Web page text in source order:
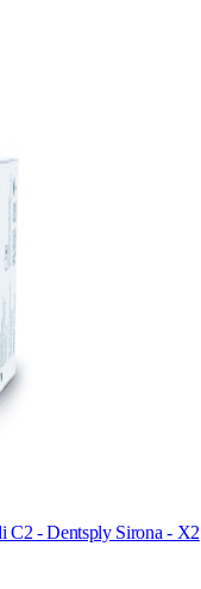
C2 - Dentsply Sirona - X2